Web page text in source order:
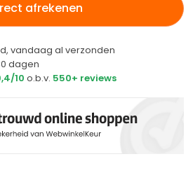
afrekenen
vandaag al verzonden
dagen
10 o.b.v. 550+ reviews